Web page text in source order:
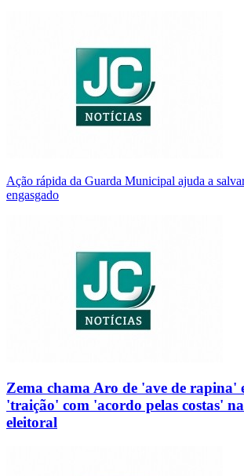
Ação rápida da Guarda Municipal ajuda a
engasgado
Zema chama Aro de 'ave de rapina'
'traição' com 'acordo pelas costas'
eleitoral